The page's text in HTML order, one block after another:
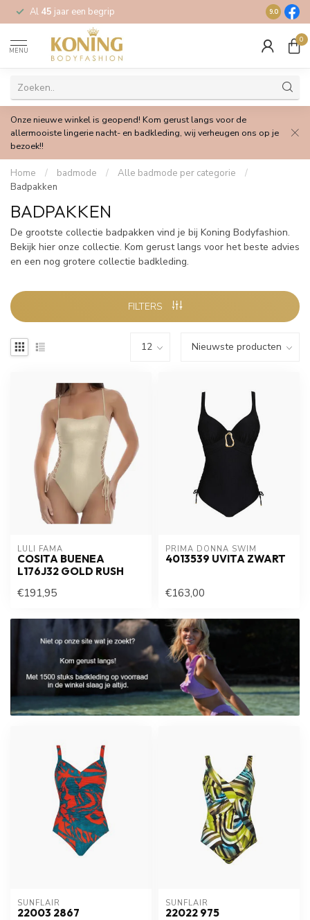
Al 45 jaar een begrip Gratis
9.0
MENU
0
Onze nieuwe winkel is geopend! Kom gerust langs voor de
allermooiste lingerie nacht- en badkleding, wij verheugen ons op je
bezoek!!
Home / badmode / Alle badmode per categorie
/
Badpakken
BADPAKKEN
De grootste collectie badpakken vind je bij Koning Bodyfashion.
Bekijk hier onze collectie. Kom gerust langs voor het beste advies
en een nog grotere collectie badkleding.
FILTERS
LULI FAMA
COSITA BUENEA
L176J32 GOLD RUSH
€191,95
PRIMA DONNA SWIM
4013539 UVITA ZWART
€163,00
SUNFLAIR
22003 2867
SUNFLAIR
22022 975